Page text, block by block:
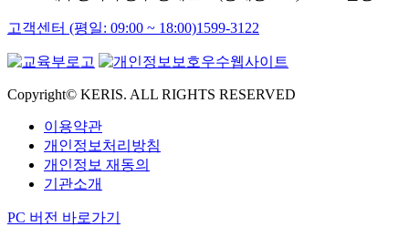
고객센터 (평일: 09:00 ~ 18:00)1599-3122
Copyright© KERIS. ALL RIGHTS RESERVED
이용약관
개인정보처리방침
개인정보 재동의
기관소개
PC 버전 바로가기